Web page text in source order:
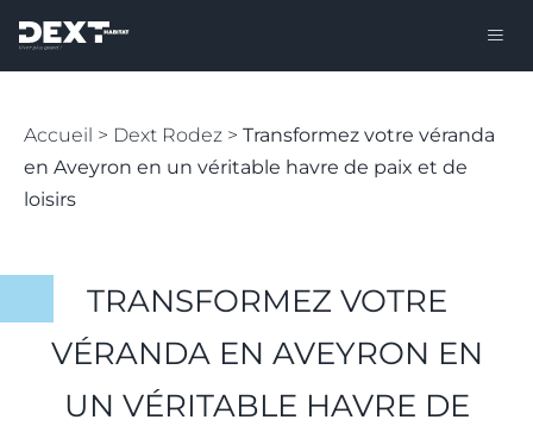
Accueil > Dext Rodez > Transformez votre véranda
en Aveyron en un véritable havre de paix et de
loisirs
TRANSFORMEZ VOTRE
VÉRANDA EN AVEYRON EN
UN VÉRITABLE HAVRE DE